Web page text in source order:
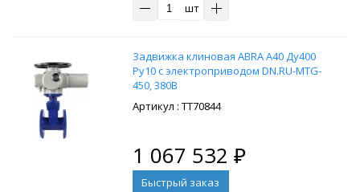
шт
Задвижка клиновая ABRA A40 Ду400
Ру10 с электроприводом DN.RU-MTG-
450, 380В
: ТТ70844
1 067 532 ₽